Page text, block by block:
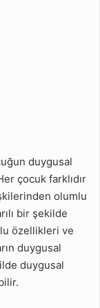
duygusal
çocuk farklıdır
olumlu
bir şekilde
özellikleri ve
duygusal
duygusal